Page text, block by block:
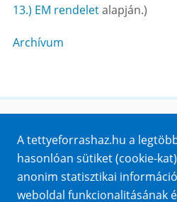
13.) EM rendeletalapján.)
Archívum
Impresszum
Sütik
Adatvédelem
A tettyeforrashaz.hu a
hasonlóan sütiket (cookie-
anonim statisztikai
weboldal funkcionalitásának